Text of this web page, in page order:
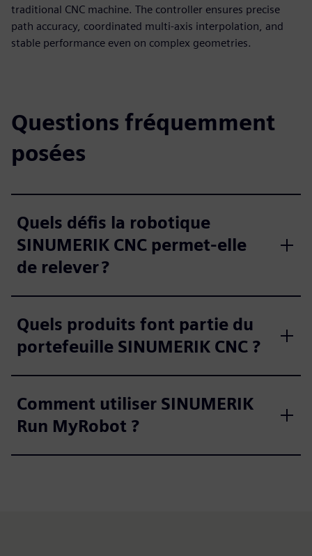
traditional CNC machine. The controller ensures precise
path accuracy, coordinated multi‑axis interpolation, and
stable performance even on complex geometries.
Questions fréquemment
posées
Quels défis la robotique
SINUMERIK CNC permet-elle
de relever ?
Quels produits font partie du
portefeuille SINUMERIK CNC ?
Comment utiliser SINUMERIK
Run MyRobot ?